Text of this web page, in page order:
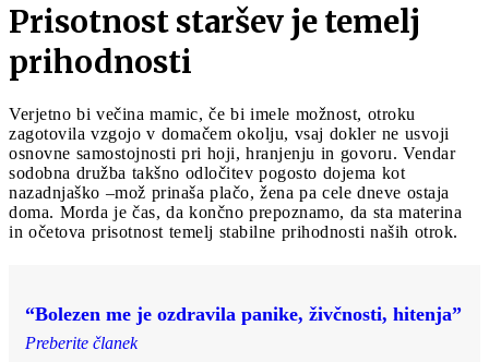
Prisotnost staršev je temelj
prihodnosti
Verjetno bi večina mamic, če bi imele možnost, otroku
zagotovila vzgojo v domačem okolju, vsaj dokler ne usvoji
osnovne samostojnosti pri hoji, hranjenju in govoru. Vendar
sodobna družba takšno odločitev pogosto dojema kot
nazadnjaško –mož prinaša plačo, žena pa cele dneve ostaja
doma. Morda je čas, da končno prepoznamo, da sta materina
in očetova prisotnost temelj stabilne prihodnosti naših otrok.
“Bolezen me je ozdravila panike, živčnosti, hitenja”
Preberite članek